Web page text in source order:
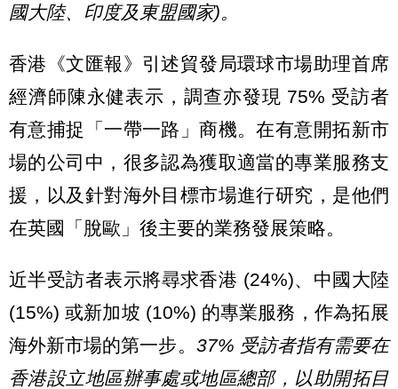
國大陸、印度及東盟國家)。
香港《文匯報》引述貿發局環球市場助理首席
經濟師陳永健表示，調查亦發現 75% 受訪者
有意捕捉「一帶一路」商機。在有意開拓新市
場的公司中，很多認為獲取適當的專業服務支
援，以及針對海外目標市場進行研究，是他們
在英國「脫歐」後主要的業務發展策略。
近半受訪者表示將尋求香港 (24%)、中國大陸
(15%) 或新加坡 (10%) 的專業服務，作為拓展
海外新市場的第一步。 37% 受訪者指有需要在
香港設立地區辦事處或地區總部，以助開拓目